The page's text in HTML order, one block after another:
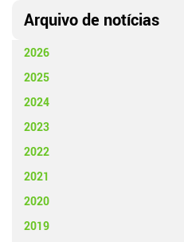
Arquivo de notícias
2026
2025
2024
2023
2022
2021
2020
2019